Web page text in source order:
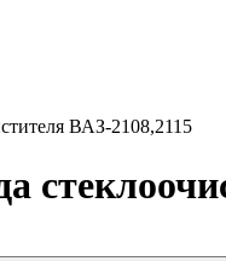
ВАЗ-2108,2115